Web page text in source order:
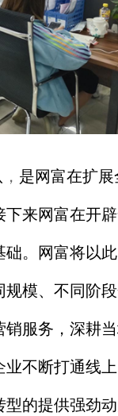
， 是网富在扩
来网富在开
础。网富将以
模、不同阶
销服务，深耕
业不断打通线
型的提供强劲